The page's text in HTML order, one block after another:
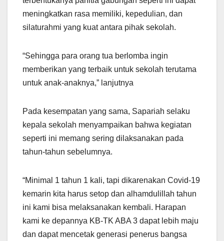
meningkatkan rasa memiliki, kepedulian, dan
silaturahmi yang kuat antara pihak sekolah.
“Sehingga para orang tua berlomba ingin
memberikan yang terbaik untuk sekolah terutama
untuk anak-anaknya,” lanjutnya
Pada kesempatan yang sama, Sapariah selaku
kepala sekolah menyampaikan bahwa kegiatan
seperti ini memang sering dilaksanakan pada
tahun-tahun sebelumnya.
“Minimal 1 tahun 1 kali, tapi dikarenakan Covid-19
kemarin kita harus setop dan alhamdulillah tahun
ini kami bisa melaksanakan kembali. Harapan
kami ke depannya KB-TK ABA 3 dapat lebih maju
dan dapat mencetak generasi penerus bangsa